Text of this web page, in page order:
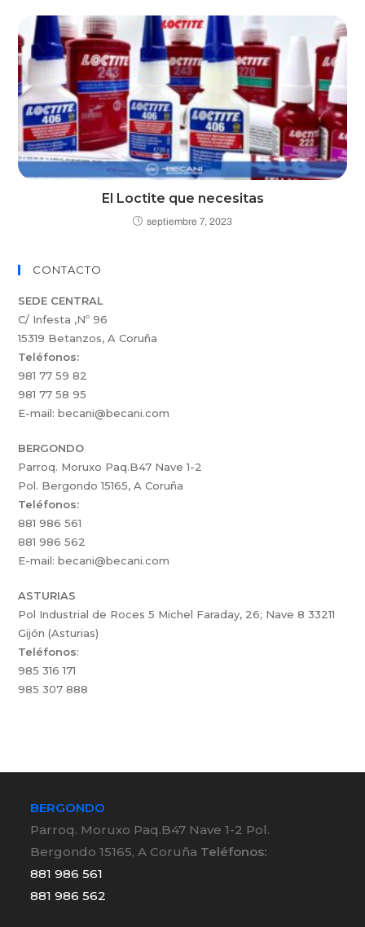
El Loctite que necesitas
septiembre 7, 2023
CONTACTO
SEDE CENTRAL
C/ Infesta ,Nº 96
15319 Betanzos, A Coruña
Teléfonos:
981 77 59 82
981 77 58 95
E-mail: becani@becani.com
BERGONDO
Parroq. Moruxo Paq.B47 Nave 1-2
Pol. Bergondo 15165, A Coruña
Teléfonos:
881 986 561
881 986 562
E-mail: becani@becani.com
ASTURIAS
Pol Industrial de Roces 5 Michel Faraday, 26; Nave 8 33211
Gijón (Asturias)
Teléfonos:
985 316 171
985 307 888
BERGONDO
Parroq. Moruxo Paq.B47 Nave 1-2 Pol.
Bergondo 15165, A Coruña Teléfonos:
881 986 561
881 986 562